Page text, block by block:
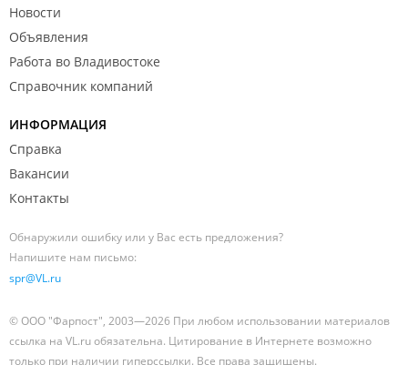
Новости
Объявления
Работа во Владивостоке
Справочник компаний
ИНФОРМАЦИЯ
Справка
Вакансии
Контакты
Обнаружили ошибку или у Вас есть предложения?
Напишите нам письмо:
spr@VL.ru
© ООО "Фарпост", 2003—2026 При любом использовании материалов
ссылка на VL.ru обязательна. Цитирование в Интернете возможно
только при наличии гиперссылки. Все права защищены.